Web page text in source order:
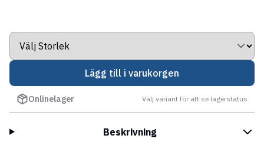
Lägg till i varukorgen
Onlinelager Välj variant för att se lagerstatus
Beskrivning